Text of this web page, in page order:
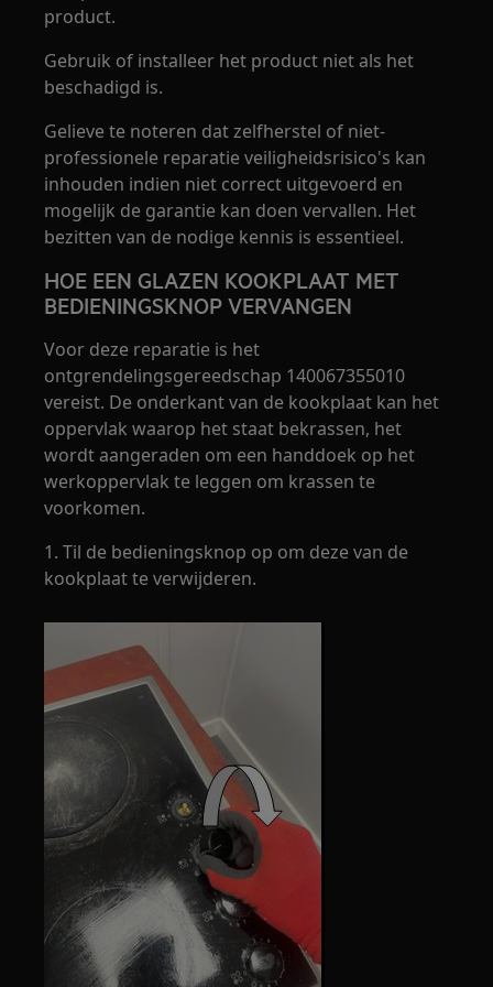
product.
Gebruik of installeer het product niet als het
beschadigd is.
Gelieve te noteren dat zelfherstel of niet-
professionele reparatie veiligheidsrisico's kan
inhouden indien niet correct uitgevoerd en
mogelijk de garantie kan doen vervallen. Het
bezitten van de nodige kennis is essentieel.
HOE EEN GLAZEN KOOKPLAAT MET
BEDIENINGSKNOP VERVANGEN
Voor deze reparatie is het
ontgrendelingsgereedschap 140067355010
vereist. De onderkant van de kookplaat kan het
oppervlak waarop het staat bekrassen, het
wordt aangeraden om een handdoek op het
werkoppervlak te leggen om krassen te
voorkomen.
1. Til de bedieningsknop op om deze van de
kookplaat te verwijderen.